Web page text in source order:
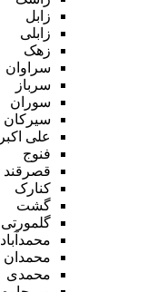
زابل
زابلی
زهک
سراوان
سرباز
سوران
سیرکان
علی اکبر
فنوج
قصرقند
کنارک
گشت
گلمورتی
محمدآباد
محمدان
محمدی